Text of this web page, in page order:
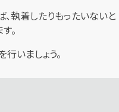
執着したりもったいないと
。
いましょう。